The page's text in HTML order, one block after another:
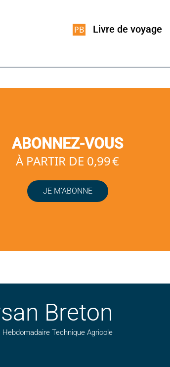
Livre de voyage
ABONNEZ-VOUS
À PARTIR DE 0,99 €
JE M’ABONNE
Breton
Hebdomadaire Technique Agricole